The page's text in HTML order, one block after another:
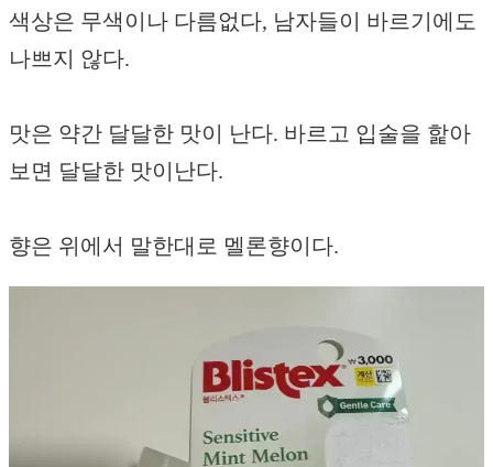
색상은 무색이나 다름없다, 남자들이 바르기에도
나쁘지 않다.
맛은 약간 달달한 맛이 난다. 바르고 입술을 핥아
보면 달달한 맛이난다.
향은 위에서 말한대로 멜론향이다.